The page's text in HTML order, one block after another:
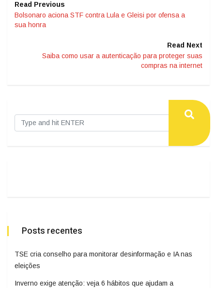
Read Previous
Bolsonaro aciona STF contra Lula e Gleisi por ofensa a
sua honra
Read Next
Saiba como usar a autenticação para proteger suas
compras na internet
Posts recentes
TSE cria conselho para monitorar desinformação e IA nas
eleições
Inverno exige atenção: veja 6 hábitos que ajudam a